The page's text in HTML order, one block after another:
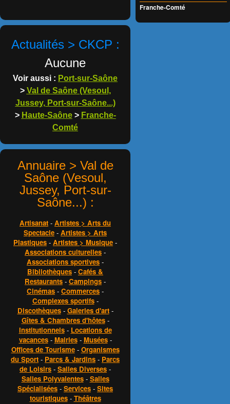
Actualités > CKCP :
Aucune
Voir aussi : Port-sur-Saône
> Val de Saône (Vesoul,
Jussey, Port-sur-Saône...)
> Haute-Saône> Franche-
Comté
Annuaire > Val de
Saône (Vesoul,
Jussey, Port-sur-
Saône...) :
Artisanat - Artistes > Arts du
Spectacle - Artistes > Arts
Plastiques - Artistes > Musique -
Associations culturelles -
Associations sportives -
Bibliothèques - Cafés &
Restaurants - Campings -
Cinémas - Commerces -
Complexes sportifs-
Discothèques- Galeries d'art-
Gîtes & Chambres d'hôtes-
Institutionnels- Locations de
vacances- Mairies- Musées-
Offices de Tourisme- Organismes
du Sport - Parcs & Jardins - Parcs
de Loisirs - Salles Diverses -
Salles Polyvalentes- Salles
Spécialisées - Services - Sites
touristiques- Théâtres
Franche-Comté